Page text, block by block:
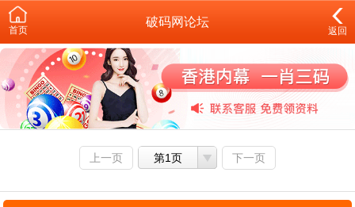
首页
破码网论坛
返回
上一页 第1页 下一页